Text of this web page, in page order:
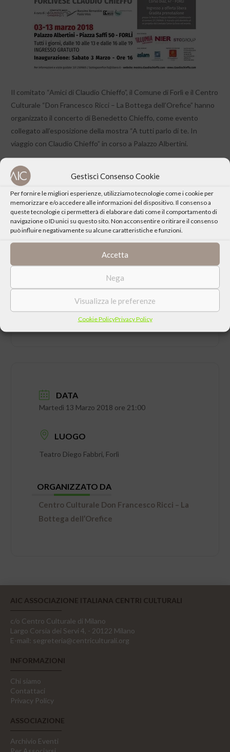
Gestisci Consenso Cookie
Per fornire le migliori esperienze, utilizziamo tecnologie come i cookie per
memorizzare e/o accedere alle informazioni del dispositivo. Il consenso a
queste tecnologie ci permetterà di elaborare dati come il comportamento di
navigazione o ID unici su questo sito. Non acconsentire o ritirare il consenso
può influire negativamente su alcune caratteristiche e funzioni.
Accetta
Nega
Visualizza le preferenze
Cookie PolicyPrivacy Policy
Il comitato “Amici di Claudio Chieffo”, il Comune di Forlì e il Centro
Culturale “Don Francesco Ricci – La Bottega dell’Orefice” hanno
organizzato il concerto di Benedetto Chieffo, come evento
collegato all’esposizione della mostra “A tutti parlo di te. In
viaggio con Claudio Chieffo” in corso a Palazzo Albertini.
Vedi la photogallery
Scarica la locandina in formato pdf
DATA
Martedì 13 Marzo 2018 ore 21:00
LUOGO
Teatro Diego Fabbri, Forlì
ORGANIZZATO DA
Centro Culturale Don Francesco Ricci – La
Bottega dell’Orefice
AIC ASSOCIAZIONE ITALIANA CENTRI CULTURALI
c/o Centro Culturale di Milano
Largo Corsia dei Servi 4, - 20122 Milano
E-mail: segreteria@centriculturali.org
INFORMAZIONI
Chi siamo
Contattaci
Privacy Policy
ASSOCIAZIONE
Archivio Eventi